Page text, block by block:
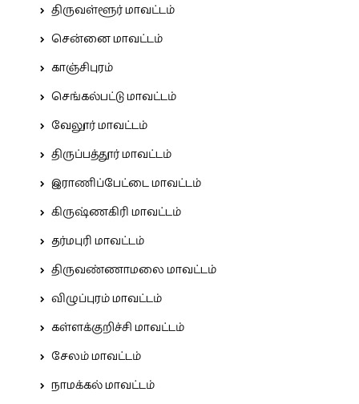
திருவள்ளூர் மாவட்டம்
சென்னை மாவட்டம்
காஞ்சிபுரம்
செங்கல்பட்டு மாவட்டம்
வேலூர் மாவட்டம்
திருப்பத்தூர் மாவட்டம்
இராணிப்பேட்டை மாவட்டம்
கிருஷ்ணகிரி மாவட்டம்
தர்மபுரி மாவட்டம்
திருவண்ணாமலை மாவட்டம்
விழுப்புரம் மாவட்டம்
கள்ளக்குறிச்சி மாவட்டம்
சேலம் மாவட்டம்
நாமக்கல் மாவட்டம்